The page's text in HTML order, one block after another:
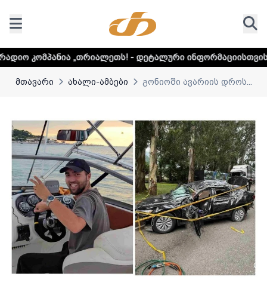
- დეტალური ინფორმაციისთვის დააკლიკეთ
მთავარი ახალი-ამბები გონიოში ავარიის დროს...